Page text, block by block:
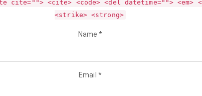
cite=""> <cite> <code> <del datetime=""> <em>
<strike> <strong>
Name *
Email *